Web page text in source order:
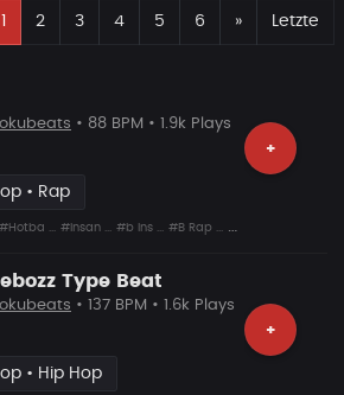
2 3 4 5 6 »Nächste
Letzte
+
• 88 BPM • 1.9k Plays
• Rap
#Hotba ... #Insan ... #b Ins ... #B Rap ... #Shit ...
Type Beat
+
• 137 BPM • 1.6k Plays
• Hip Hop